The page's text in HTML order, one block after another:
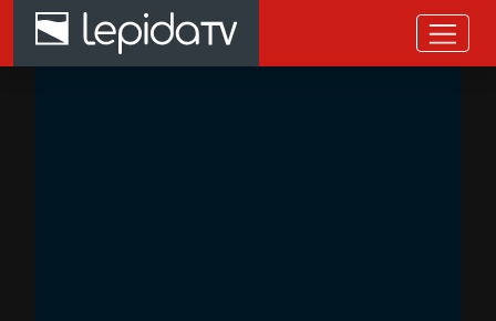
Salta al contenuto principale
Home page LepidaTV